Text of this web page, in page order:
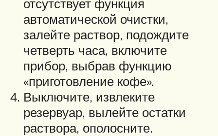
отсутствует функция
автоматической очистки,
залейте раствор, подождите
четверть часа, включите
прибор, выбрав функцию
«приготовление кофе».
Выключите, извлеките
резервуар, вылейте остатки
раствора, ополосните.